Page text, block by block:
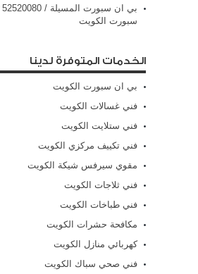
سبورت الكويت
الخدمات المتوفرة لدينا
بي ان سبورت الكويت
فني غسالات الكويت
فني ستلايت الكويت
فني تكييف مركزي الكويت
مقوي سيرفس شيكة الكويت
فني ثلاجات الكويت
فني طباخات الكويت
مكافحة حشرات الكويت
كهربائي منازل الكويت
فني صحي سباك الكويت